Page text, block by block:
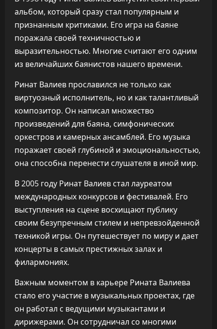
альбом, который сразу стал популярным и
признанным критиками. Его игра на баяне
поражала своей техничностью и
выразительностью. Многие считают его одним
из величайших баянистов нашего времени.
Ринат Валиев прославился не только как
виртуозный исполнитель, но и как талантливый
композитор. Он написал множество
произведений для баяна, симфонических
оркестров и камерных ансамблей. Его музыка
поражает своей глубиной и эмоциональностью,
она способна перенести слушателя в иной мир.
В 2005 году Ринат Валиев стал лауреатом
международных конкурсов и фестивалей. Его
выступления на сцене восхищают публику
своим безупречным стилем и непревзойденной
техникой игры. Он путешествует по миру и дает
концерты в самых престижных залах и
филармониях.
Важным моментом в карьере Рината Валиева
стало его участие в музыкальных проектах, где
он работал с ведущими музыкантами и
дирижерами. Он сотрудничал со многими